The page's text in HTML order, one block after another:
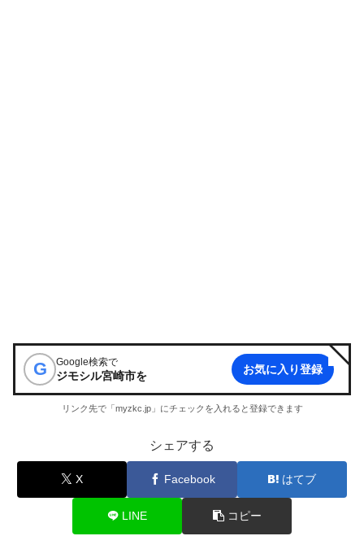
G Google検索で
ジモシル宮崎市を お気に入り登録
リンク先で「myzkc.jp」にチェックを入れると登録できます
シェアする
X Facebook はてブ
LINE コピー